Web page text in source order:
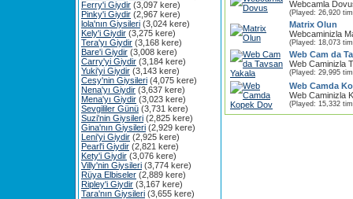
Ferry'i Giydir (3,097 kere)
Pinky'i Giydir (2,967 kere)
lola'nın Giysileri (3,024 kere)
Kely'i Giydir (3,275 kere)
Tera'yı Giydir (3,168 kere)
Bare'i Giydir (3,008 kere)
Carry'yi Giydir (3,184 kere)
Yuki'yi Giydir (3,143 kere)
Cesy'nin Giysileri (4,075 kere)
Nena'yı Giydir (3,637 kere)
Mena'yı Giydir (3,023 kere)
Sevgililer Günü (3,731 kere)
Suzi'nin Giysileri (2,825 kere)
Gina'nın Giysileri (2,929 kere)
Leni'yi Giydir (2,925 kere)
Pearl'i Giydir (2,821 kere)
Kety'i Giydir (3,076 kere)
Villy'nin Giysileri (3,774 kere)
Rüya Elbiseler (2,889 kere)
Ripley'i Giydir (3,167 kere)
Tara'nın Giysileri (3,655 kere)
Webcamla
(Played: 26,920
Matrix Olun
Webcaminizla
(Played: 18,073
Web Cam da
Web Caminizla
(Played: 29,995
Web Camda
Web Caminizla
(Played: 15,332